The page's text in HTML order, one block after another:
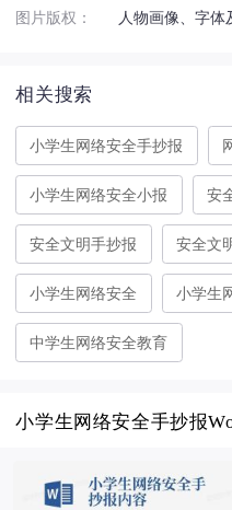
图片版权：
人物画像、字
相关搜索
小学生网络安全手抄报
小学生网络安全小报 安
安全文明手抄报 安全文
小学生网络安全 小学生
中学生网络安全教育
小学生网络安全手抄报